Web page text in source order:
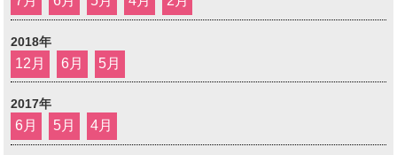
2018年
12月 6月 5月
2017年
6月 5月 4月